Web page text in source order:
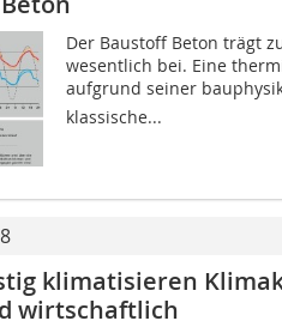
Der Baustoff Beton trägt
wesentlich bei. Eine
aufgrund seiner
klassische...
klimatisieren
wirtschaft­lich